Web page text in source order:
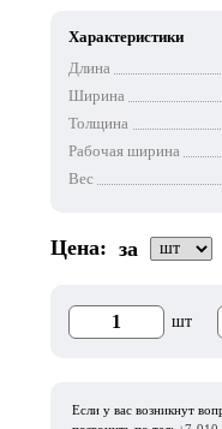
Характеристики
Длина
Ширина
Толщина
Рабочая ширина
Вес
Цена: за
шт
Если у вас возникнут